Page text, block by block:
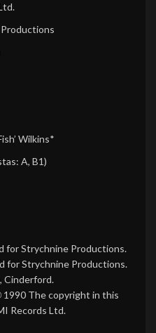
Wilkins*
A, B1)
for Strychnine Productions.
for Strychnine Productions.
Cinderford.
1990 The copyright in this
Records Ltd.